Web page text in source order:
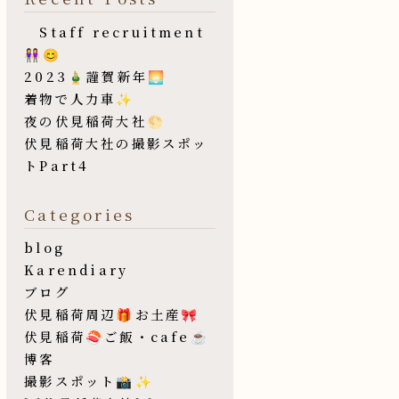
Staff recruitment
👭😊
2023🎍謹賀新年🌅
着物で人力車✨
夜の伏見稲荷大社🌕
伏見稲荷大社の撮影スポッ
トPart4
Categories
blog
Karendiary
ブログ
伏見稲荷周辺🎁お土産🎀
伏見稲荷🍣ご飯・cafe☕️
博客
撮影スポット📸✨